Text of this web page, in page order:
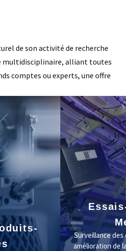
de son activité de recherche
multidisciplinaire, alliant toutes
comptes ou experts, une offre
Surveillance
amélioration de